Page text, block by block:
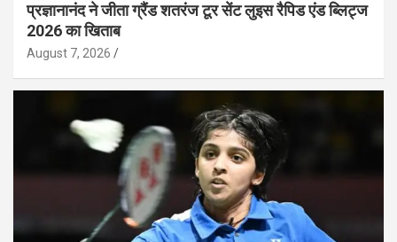
प्रज्ञानानंद ने जीता ग्रैंड शतरंज टूर सेंट लुइस रैपिड एंड ब्लिट्ज
2026 का खिताब
August 7, 2026